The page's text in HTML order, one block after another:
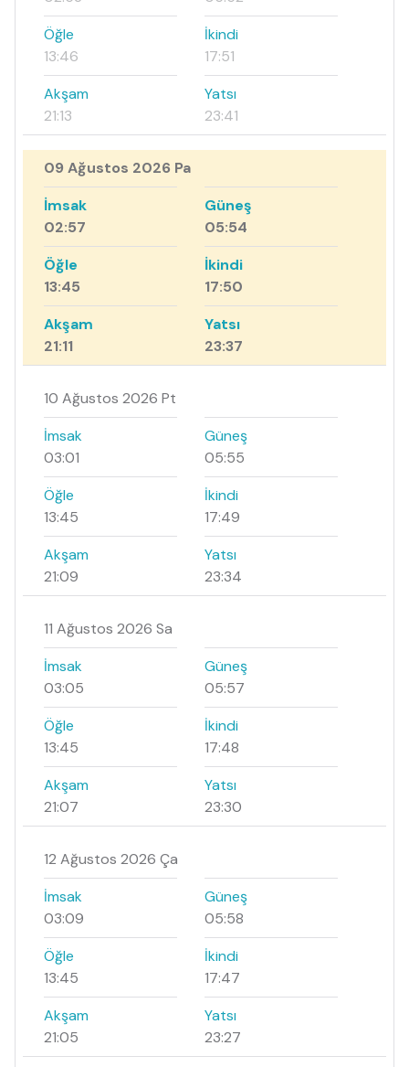
Öğle
13:46
İkindi
17:51
Akşam
21:13
Yatsı
23:41
09 Ağustos 2026 Pa
İmsak
02:57
Güneş
05:54
Öğle
13:45
İkindi
17:50
Akşam
21:11
Yatsı
23:37
10 Ağustos 2026 Pt
İmsak
03:01
Güneş
05:55
Öğle
13:45
İkindi
17:49
Akşam
21:09
Yatsı
23:34
11 Ağustos 2026 Sa
İmsak
03:05
Güneş
05:57
Öğle
13:45
İkindi
17:48
Akşam
21:07
Yatsı
23:30
12 Ağustos 2026 Ça
İmsak
03:09
Güneş
05:58
Öğle
13:45
İkindi
17:47
Akşam
21:05
Yatsı
23:27